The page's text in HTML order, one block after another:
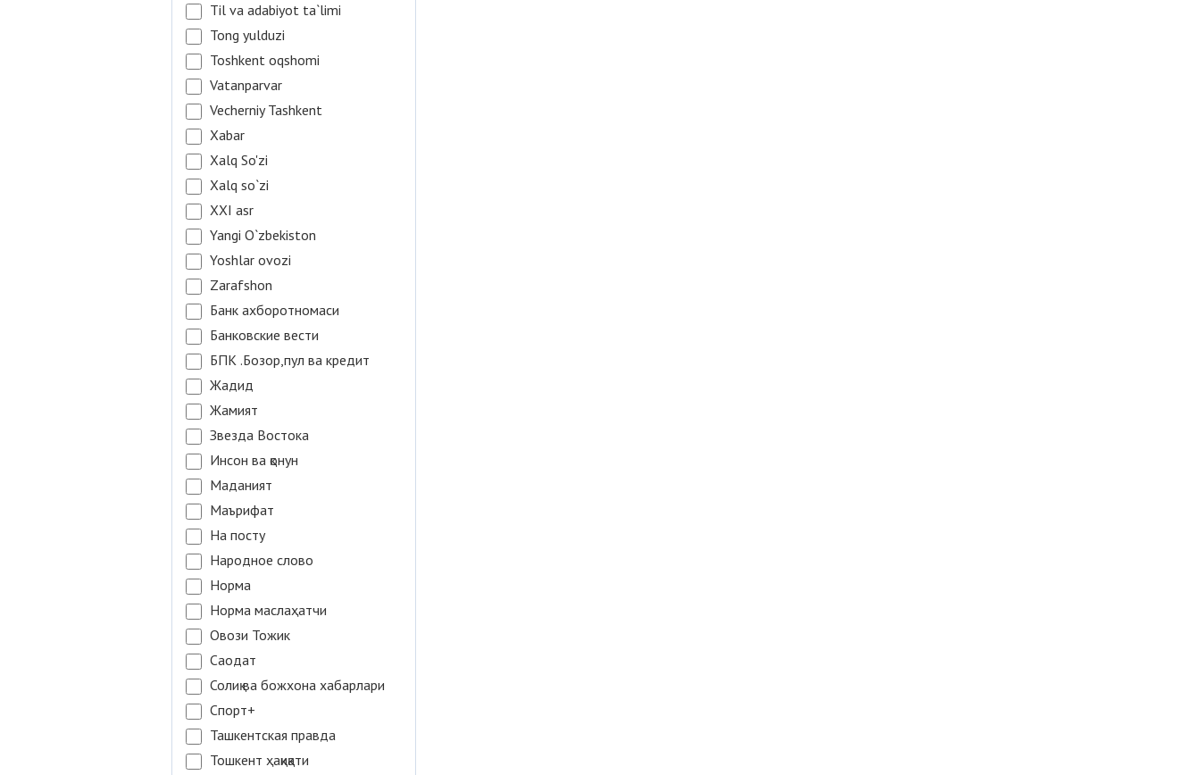
Til va adabiyot ta`limi
Tong yulduzi
Toshkent oqshomi
Vatanparvar
Vecherniy Tashkent
Xabar
Xalq So'zi
Xalq so`zi
XXI asr
Yangi O`zbekiston
Yoshlar ovozi
Zarafshon
Банк ахборотномаси
Банковские вести
БПК .Бозор,пул ва кредит
Жадид
Жамият
Звезда Востока
Инсон ва қонун
Маданият
Маърифат
На посту
Народное слово
Норма
Норма маслаҳатчи
Овози Тожик
Саодат
Солиқ ва божхона хабарлари
Спорт+
Ташкентская правда
Тошкент ҳақиқати